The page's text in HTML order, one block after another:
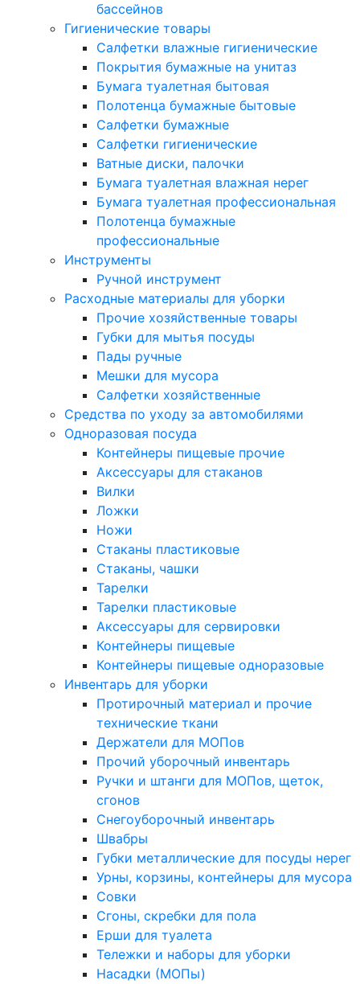
бассейнов
Гигиенические товары
Салфетки влажные гигиенические
Покрытия бумажные на унитаз
Бумага туалетная бытовая
Полотенца бумажные бытовые
Салфетки бумажные
Салфетки гигиенические
Ватные диски, палочки
Бумага туалетная влажная нерег
Бумага туалетная профессиональная
Полотенца бумажные
профессиональные
Инструменты
Ручной инструмент
Расходные материалы для уборки
Прочие хозяйственные товары
Губки для мытья посуды
Пады ручные
Мешки для мусора
Салфетки хозяйственные
Средства по уходу за автомобилями
Одноразовая посуда
Контейнеры пищевые прочие
Аксессуары для стаканов
Вилки
Ложки
Ножи
Стаканы пластиковые
Стаканы, чашки
Тарелки
Тарелки пластиковые
Аксессуары для сервировки
Контейнеры пищевые
Контейнеры пищевые одноразовые
Инвентарь для уборки
Протирочный материал и прочие
технические ткани
Держатели для МОПов
Прочий уборочный инвентарь
Ручки и штанги для МОПов, щеток,
сгонов
Снегоуборочный инвентарь
Швабры
Губки металлические для посуды нерег
Урны, корзины, контейнеры для мусора
Совки
Сгоны, скребки для пола
Ерши для туалета
Тележки и наборы для уборки
Насадки (МОПы)